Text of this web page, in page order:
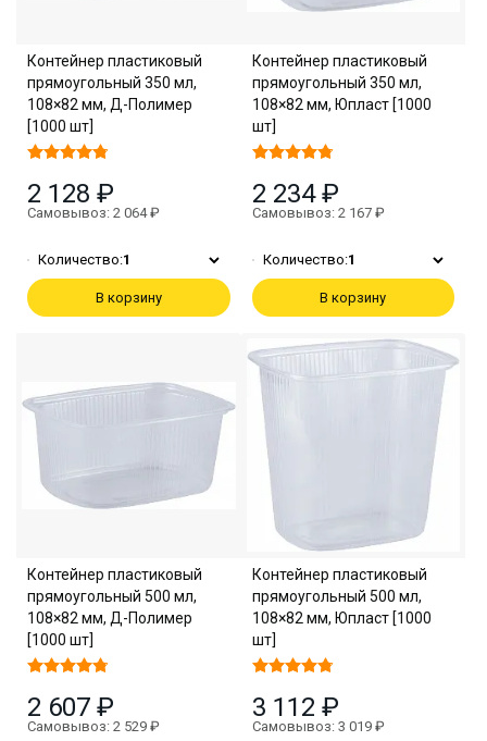
Контейнер пластиковый
прямоугольный 350 мл,
108×82 мм, Д-Полимер
[1000 шт]
2 128 ₽
Самовывоз: 2 064 ₽
Количество:1
В корзину
Контейнер пластиковый
прямоугольный 350 мл,
108×82 мм, Юпласт [1000
шт]
2 234 ₽
Самовывоз: 2 167 ₽
Количество:1
В корзину
Контейнер пластиковый
прямоугольный 500 мл,
108×82 мм, Д-Полимер
[1000 шт]
2 607 ₽
Самовывоз: 2 529 ₽
Контейнер пластиковый
прямоугольный 500 мл,
108×82 мм, Юпласт [1000
шт]
3 112 ₽
Самовывоз: 3 019 ₽